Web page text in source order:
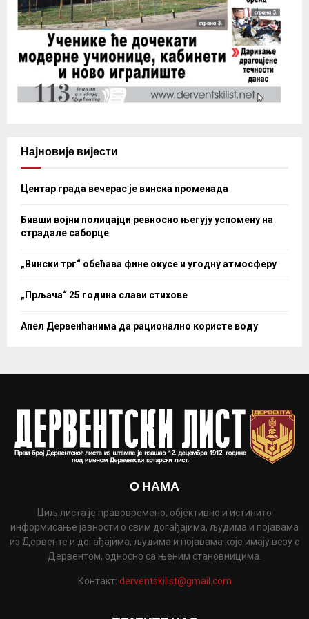
Најновије вијести
Центар града вечерас је винска променада
Бивши војни полицајци ревносно његују успомену на
страдале саборце
„Вински трг“ обећава фине окусе и угодну атмосферу
„Прљача“ 25 година слави стихове
Апел Дервенћанима да рационално користе воду
О НАМА
Циљ листа је правовремено, објективно и истинито
информисање јавности о свим догађајима, људима и појавама
из Дервенте и догађајима, људима и појавама које имају везу с
Дервентом, односно са њеним становницима.
Контакт: derventskilist@gmail.com